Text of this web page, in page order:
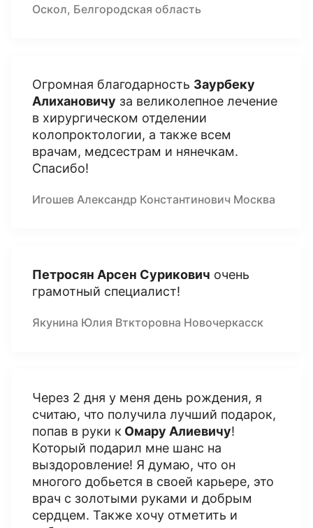
Оскол, Белгородская область
Огромная благодарность Заурбеку
Алихановичу за великолепное лечение
в хирургическом отделении
колопроктологии, а также всем
врачам, медсестрам и нянечкам.
Спасибо!
Игошев Александр Константинович Москва
Петросян Арсен Сурикович очень
грамотный специалист!
Якунина Юлия Вткторовна Новочеркасск
Через 2 дня у меня день рождения, я
считаю, что получила лучший подарок,
попав в руки к Омару Алиевичу!
Который подарил мне шанс на
выздоровление! Я думаю, что он
многого добьется в своей карьере, это
врач с золотыми руками и добрым
сердцем. Также хочу отметить и